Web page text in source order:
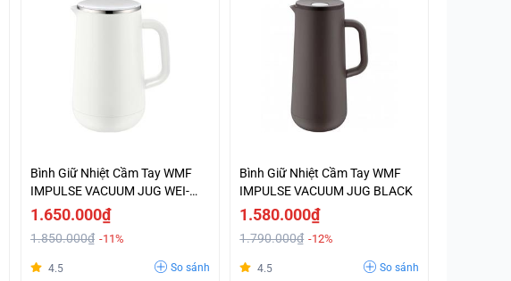
Bình Giữ Nhiệt Cầm Tay WMF
IMPULSE VACUUM JUG WEI-
0690707410
1.650.000₫
1.850.000₫ -11%
4.5 So sánh
Bình Giữ Nhiệt Cầm Tay WMF
IMPULSE VACUUM JUG BLACK
1.580.000₫
1.790.000₫ -12%
4.5 So sánh